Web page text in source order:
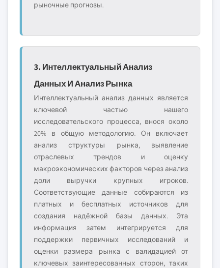
рыночные прогнозы.
3. Интеллектуальный Анализ
Данных И Анализ Рынка
Интеллектуальный анализ данных является
ключевой частью нашего
исследовательского процесса, внося около
20% в общую методологию. Он включает
анализ структуры рынка, выявление
отраслевых трендов и оценку
макроэкономических факторов через анализ
доли выручки крупных игроков.
Соответствующие данные собираются из
платных и бесплатных источников для
создания надёжной базы данных. Эта
информация затем интегрируется для
поддержки первичных исследований и
оценки размера рынка с валидацией от
ключевых заинтересованных сторон, таких